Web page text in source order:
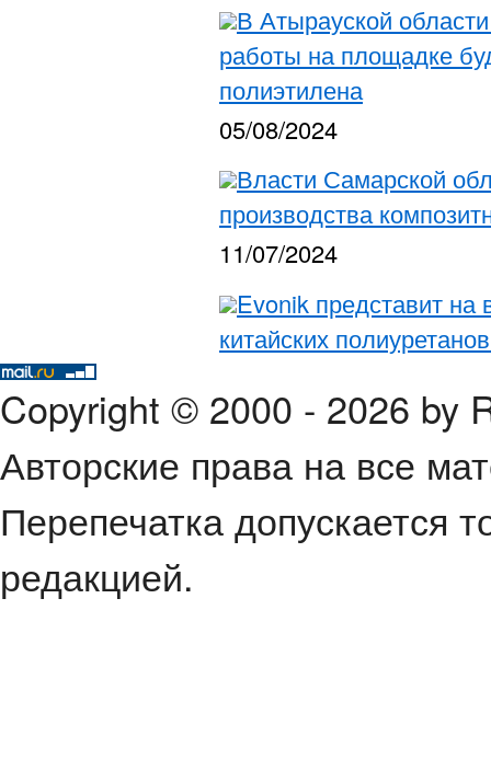
В Атырауской
работы на площадке
полиэтилена
05/08/2024
Власти Самарской
производства
11/07/2024
Evonik представит
китайских
Copyright © 2000 - 2026 by
Авторские права на все
Перепечатка допускается
редакцией.